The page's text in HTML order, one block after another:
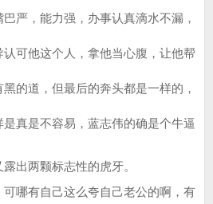
，能力强，办事认真滴水不漏，
可他这个人，拿他当心腹，让他帮
的道，但最后的奔头都是一样的，
真是不容易，蓝志伟的确是个牛逼
两颗标志性的虎牙。
哪有自己这么夸自己老公的啊，有